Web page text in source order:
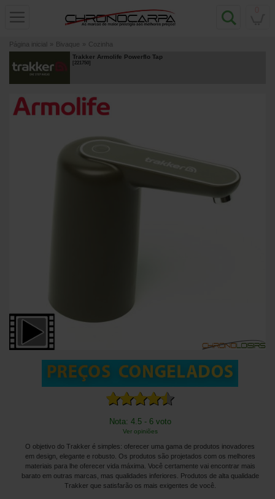
Página inicial » Bivaque » Cozinha
Trakker Armolife Powerflo Tap
[221750]
Nota: 4.5 - 6 voto
Ver opiniões
O objetivo do Trakker é simples: oferecer uma gama de produtos inovadores
em design, elegante e robusto. Os produtos são projetados com os melhores
materiais para lhe oferecer vida máxima. Você certamente vai encontrar mais
barato em outras marcas, mas qualidades inferiores. Produtos de alta qualidade
Trakker que satisfarão os mais exigentes de você.